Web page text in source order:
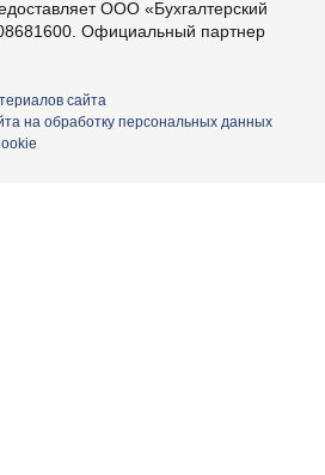
ООО «Бухгалтерский
Официальный партнер
сайта
на обработку персональных данных